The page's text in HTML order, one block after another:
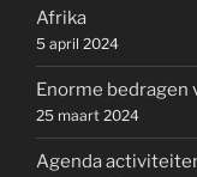
Afrika
5 april 2024
Enorme bedragen
25 maart 2024
Agenda